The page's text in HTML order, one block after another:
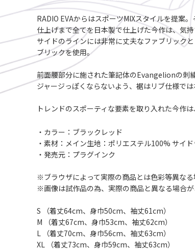
RADIO EVAからはスポーツMIXスタイルを提案
仕上げまで全てを日本製で仕上げた今作は、気
サイドのラインには非常に丈夫なファブリック
ブリックを使用。
前面腰部分に施された筆記体のEvangelionの刺
ジャージっぽくならないよう、裾はリブ仕様で
トレンドのスポーティな要素を取り入れた今作
・カラー：ブラックレッド
・素材：メイン生地：ポリエステル100% サイ
・発売元：プラグインク
※ブラウザによって実際の商品とは色彩等異なる
※画像は試作品の為、実際の商品と異なる場合が
S （着丈64cm、身巾50cm、袖丈61cm）
M （着丈67cm、身巾53cm、袖丈62cm）
L （着丈70cm、身巾56cm、袖丈63cm）
XL （着丈73cm、身巾59cm、袖丈63cm）